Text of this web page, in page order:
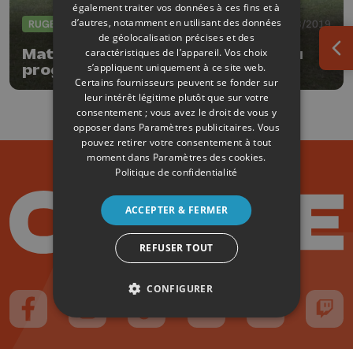
RUGBY 31/08/2019
Matches amicaux et initiations au
programme du Fan Day du RFCL
Rugby
Suivez-nous sur FaceBook
Suivez-nous sur Instagram
Suivez-nous sur TikTok
Suivez-nous sur YouTube
Suivez-nous
également traiter vos données à ces fins et à
d’autres, notamment en utilisant des données
de géolocalisation précises et des
caractéristiques de l’appareil. Vos choix
s’appliquent uniquement à ce site web.
Certains fournisseurs peuvent se fonder sur
leur intérêt légitime plutôt que sur votre
consentement ; vous avez le droit de vous y
opposer dans Paramètres publicitaires. Vous
pouvez retirer votre consentement à tout
moment dans Paramètres des cookies.
Politique de confidentialité
ACCEPTER & FERMER
REFUSER TOUT
CONFIGURER